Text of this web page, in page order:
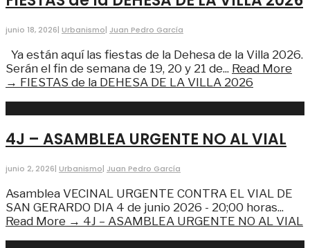
junio 18, 2026| Urbanismo| Juan Pedro García
Ya están aquí las fiestas de la Dehesa de la Villa 2026.
Serán el fin de semana de 19, 20 y 21 de... Read More
→ FIESTAS de la DEHESA DE LA VILLA 2026
4J – ASAMBLEA URGENTE NO AL VIAL
junio 2, 2026| Urbanismo| Juan Pedro García
Asamblea VECINAL URGENTE CONTRA EL VIAL DE
SAN GERARDO DIA 4 de junio 2026 - 20;00 horas...
Read More → 4J – ASAMBLEA URGENTE NO AL VIAL